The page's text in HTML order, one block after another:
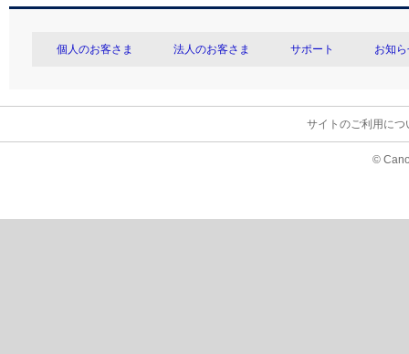
個人のお客さま 法人のお客さま サポート お知
サイトのご利用につ
©